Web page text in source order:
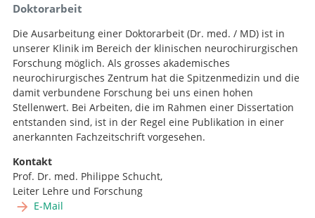
Doktorarbeit
Die Ausarbeitung einer Doktorarbeit (Dr. med. / MD) ist in
unserer Klinik im Bereich der klinischen neurochirurgischen
Forschung möglich. Als grosses akademisches
neurochirurgisches Zentrum hat die Spitzenmedizin und die
damit verbundene Forschung bei uns einen hohen
Stellenwert. Bei Arbeiten, die im Rahmen einer Dissertation
entstanden sind, ist in der Regel eine Publikation in einer
anerkannten Fachzeitschrift vorgesehen.
Kontakt
Prof. Dr. med. Philippe Schucht,
Leiter Lehre und Forschung
E-Mail